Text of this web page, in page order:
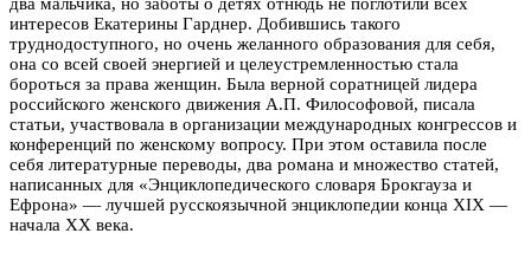
интересов Екатерины Гарднер. Добившись такого
труднодоступного, но очень желанного образования для себя,
она со всей своей энергией и целеустремленностью стала
бороться за права женщин. Была верной соратницей лидера
российского женского движения А.П. Философовой, писала
статьи, участвовала в организации международных конгрессов и
конференций по женскому вопросу. При этом оставила после
себя литературные переводы, два романа и множество статей,
написанных для «Энциклопедического словаря Брокгауза и
Ефрона» — лучшей русскоязычной энциклопедии конца XIX —
начала XX века.